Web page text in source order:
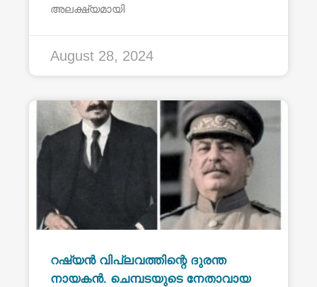
അലക്ഷ്യമായി
August 28, 2024
റഷ്യൻ വിപ്ലവത്തിന്റെ ദുരന്ത
നായകൻ. ചെമ്പടയുടെ നേതാവായ